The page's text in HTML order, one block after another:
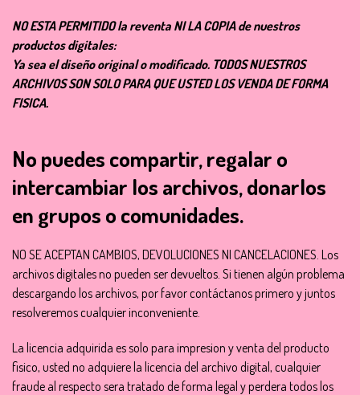
NO ESTA PERMITIDO la reventa NI LA COPIA de nuestros
productos digitales:
Ya sea el diseño original o modificado. TODOS NUESTROS
ARCHIVOS SON SOLO PARA QUE USTED LOS VENDA DE FORMA
FISICA.
No puedes compartir, regalar o
intercambiar los archivos, donarlos
en grupos o comunidades.
NO SE ACEPTAN CAMBIOS, DEVOLUCIONES NI CANCELACIONES. Los
archivos digitales no pueden ser devueltos. Si tienen algún problema
descargando los archivos, por favor contáctanos primero y juntos
resolveremos cualquier inconveniente.
La licencia adquirida es solo para impresion y venta del producto
fisico, usted no adquiere la licencia del archivo digital, cualquier
fraude al respecto sera tratado de forma legal y perdera todos los